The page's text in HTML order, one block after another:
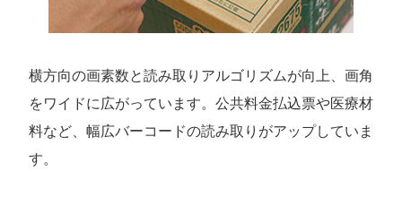
横方向の画素数と読み取りアルゴリズムが向上、画角
をワイドに広がっています。公共料金払込票や医療材
料など、幅広バーコードの読み取りがアップしていま
す。